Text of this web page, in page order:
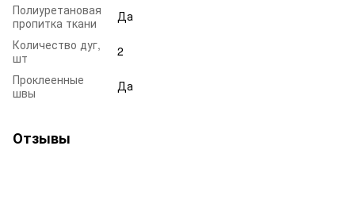
Полиуретановая
пропитка ткани
Да
Количество дуг,
шт
2
Проклеенные
швы
Да
Отзывы